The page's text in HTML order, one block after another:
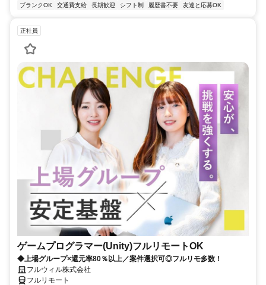
ブランクOK
交通費支給 長期歓迎 シフト制 履歴書不要 友達と応募OK
正社員
ゲームプログラマー(Unity)フルリモートOK
◆上場グループ×還元率80％以上／案件選択可◎フルリモ多数！
フルウィル株式会社
フルリモート